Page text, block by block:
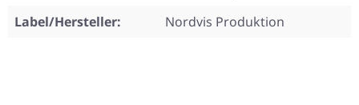
Label/Hersteller:
Nordvis Produktion